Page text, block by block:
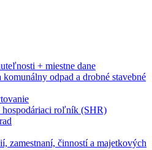
+ miestne dane
komunálny odpad a drobné stavebné
hospodáriaci roľník (SHR)
zamestnaní, činností a majetkových